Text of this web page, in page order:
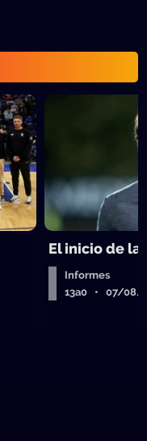
El inicio de la
Informes
13a0 • 07/08/